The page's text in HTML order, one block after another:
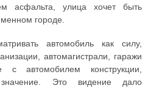
асфальта, улица хочет быть
городе.
автомобиль как силу,
автомагистрали, гаражи
автомобилем конструкции,
Это видение дало